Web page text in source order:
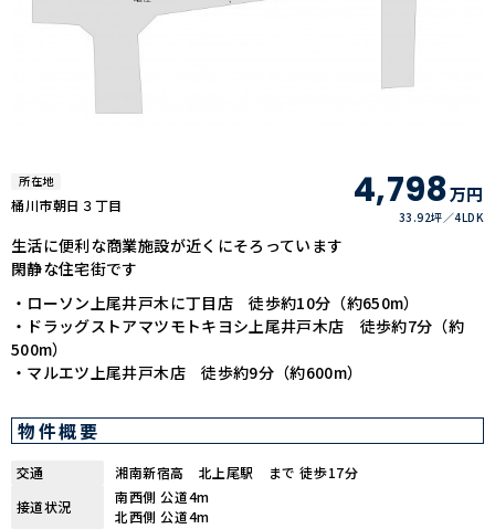
所在地
桶川市朝日３丁目 4,798万円
33.92坪 4LDK
生活に便利な商業施設が近くにそろっています
閑静な住宅街です
・ローソン上尾井戸木に丁目店 徒歩約10分（約650m）
・ドラッグストアマツモトキヨシ上尾井戸木店 徒歩約7分（約
500m）
・マルエツ上尾井戸木店 徒歩約9分（約600m）
物件概要
交通
湘南新宿高 北上尾駅 まで 徒歩17分
接道状況
南西側 公道4m
北西側 公道4m